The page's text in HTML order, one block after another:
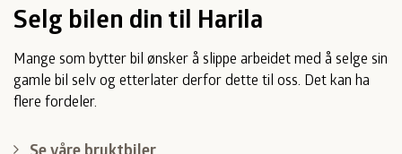
Selg bilen din til Harila
Mange som bytter bil ønsker å slippe arbeidet med å selge sin
gamle bil selv og etterlater derfor dette til oss. Det kan ha
flere fordeler.
Se våre bruktbiler